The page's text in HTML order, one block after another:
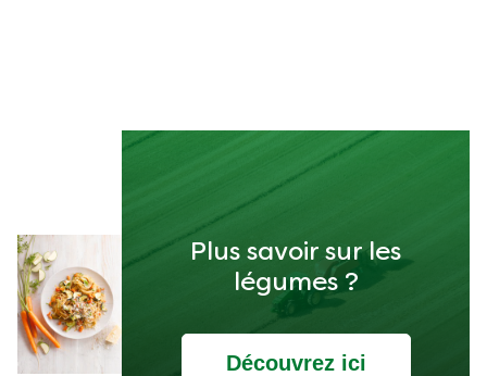
Plus savoir sur les
légumes ?
Découvrez ici